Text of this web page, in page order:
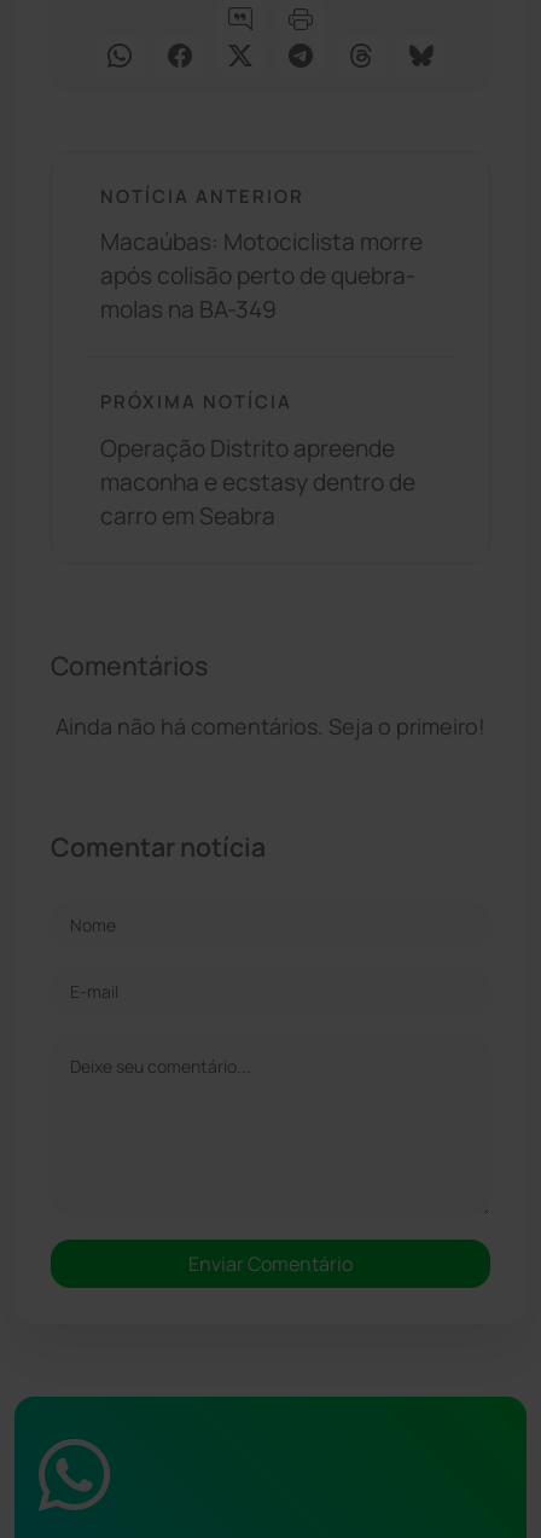
NOTÍCIA ANTERIOR
Macaúbas: Motociclista morre
após colisão perto de quebra-
molas na BA-349
PRÓXIMA NOTÍCIA
Operação Distrito apreende
maconha e ecstasy dentro de
carro em Seabra
Comentários
Ainda não há comentários. Seja o primeiro!
Comentar notícia